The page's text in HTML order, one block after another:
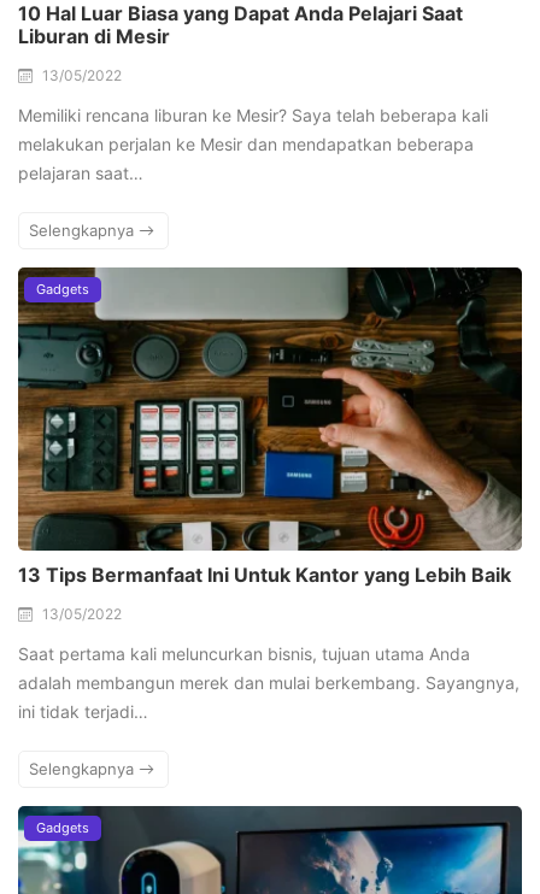
10 Hal Luar Biasa yang Dapat Anda Pelajari Saat
Liburan di Mesir
13/05/2022
Memiliki rencana liburan ke Mesir? Saya telah beberapa kali
melakukan perjalan ke Mesir dan mendapatkan beberapa
pelajaran saat…
Selengkapnya
Gadgets
13 Tips Bermanfaat Ini Untuk Kantor yang Lebih Baik
13/05/2022
Saat pertama kali meluncurkan bisnis, tujuan utama Anda
adalah membangun merek dan mulai berkembang. Sayangnya,
ini tidak terjadi…
Selengkapnya
Gadgets